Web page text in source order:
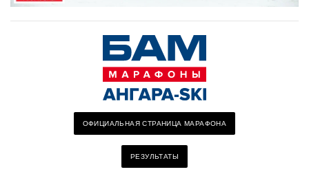
ОФИЦИАЛЬНАЯ СТРАНИЦА МАРАФОНА
РЕЗУЛЬТАТЫ